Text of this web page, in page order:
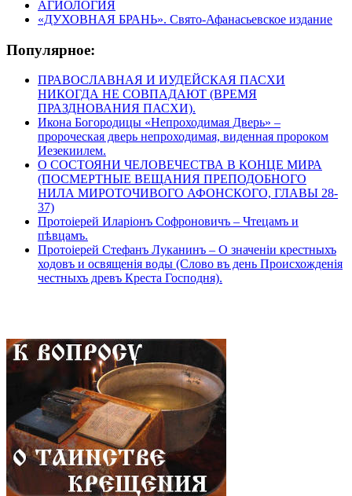
АГИОЛОГИЯ
«ДУХОВНАЯ БРАНЬ». Свято-Афанасьевское издание
Популярное:
ПРАВОСЛАВНАЯ И ИУДЕЙСКАЯ ПАСХИ
НИКОГДА НЕ СОВПАДАЮТ (ВРЕМЯ
ПРАЗДНОВАНИЯ ПАСХИ).
Икона Богородицы «Непроходимая Дверь» –
пророческая дверь непроходимая, виденная пророком
Иезекиилем.
О СОСТОЯНИ ЧЕЛОВЕЧЕСТВА В КОНЦЕ МИРА
(ПОСМЕРТНЫЕ ВЕЩАНИЯ ПРЕПОДОБНОГО
НИЛА МИРОТОЧИВОГО АФОНСКОГО, ГЛАВЫ 28-
37)
Протоіерей Иларіонъ Софроновичъ – Чтецамъ и
пѣвцамъ.
Протоіерей Стефанъ Луканинъ – О значеніи крестныхъ
ходовъ и освященія воды (Слово въ день Происхожденія
честныхъ древъ Креста Господня).